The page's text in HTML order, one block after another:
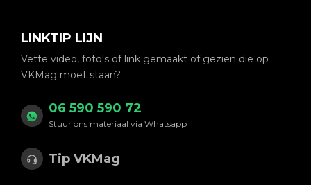
LINKTIP LIJN
Vette video, foto's of link gemaakt of gezien die op
VKMag moet staan?
06 590 590 72
Stuur ons materiaal via Whatsapp
Tip VKMag